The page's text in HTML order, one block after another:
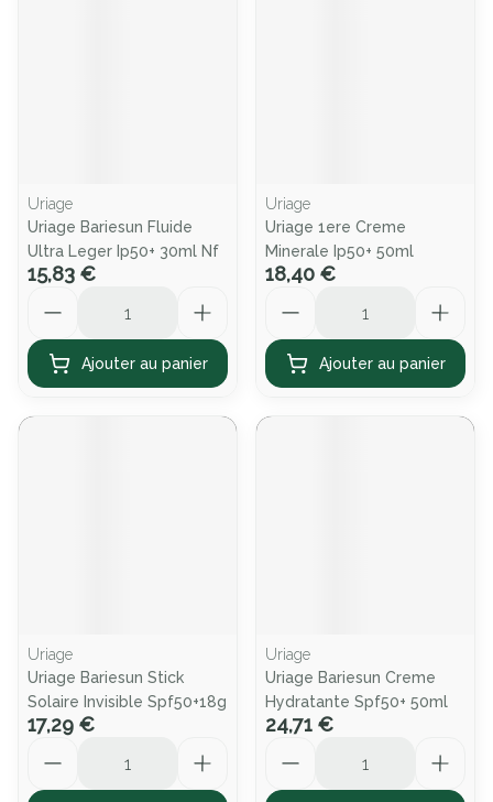
Uriage
Uriage Bariesun Fluide
Ultra Leger Ip50+ 30ml Nf
15,83 €
Ajouter au panier
Uriage
Uriage 1ere Creme
Minerale Ip50+ 50ml
18,40 €
Ajouter au panier
Uriage
Uriage Bariesun Stick
Solaire Invisible Spf50+18g
17,29 €
Uriage
Uriage Bariesun Creme
Hydratante Spf50+ 50ml
24,71 €